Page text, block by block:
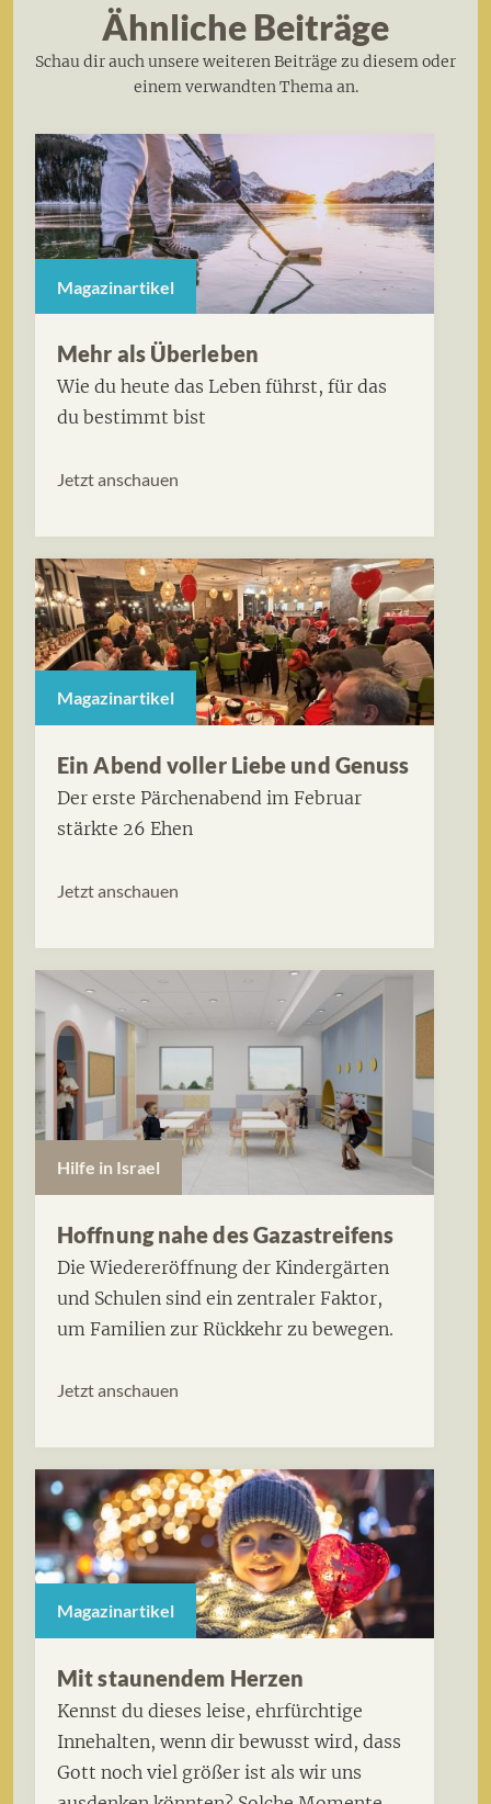
Ähnliche Beiträge
Schau dir auch unsere weiteren Beiträge zu diesem oder
einem verwandten Thema an.
Magazinartikel
Mehr als Überleben
Wie du heute das Leben führst, für das
du bestimmt bist
Jetzt anschauen
Magazinartikel
Ein Abend voller Liebe und Genuss
Der erste Pärchenabend im Februar
stärkte 26 Ehen
Jetzt anschauen
Hilfe in Israel
Hoffnung nahe des Gazastreifens
Die Wiedereröffnung der Kindergärten
und Schulen sind ein zentraler Faktor,
um Familien zur Rückkehr zu bewegen.
Jetzt anschauen
Magazinartikel
Mit staunendem Herzen
Kennst du dieses leise, ehrfürchtige
Innehalten, wenn dir bewusst wird, dass
Gott noch viel größer ist als wir uns